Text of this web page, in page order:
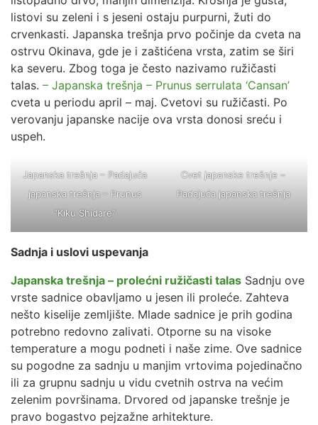
listovi su zeleni i s jeseni ostaju purpurni, žuti do
crvenkasti. Japanska trešnja prvo počinje da cveta na
ostrvu Okinava, gde je i zaštićena vrsta, zatim se širi
ka severu. Zbog toga je često nazivamo ružičasti
talas. – Japanska trešnja – Prunus serrulata ‘Cansan’
cveta u periodu april – maj. Cvetovi su ružičasti. Po
verovanju japanske nacije ova vrsta donosi sreću i
uspeh.
Japanska trešnja – Padajuća
japanska trešnja – Prunus
“Kiku Shidare“
Cvet japanske trešnje–
Padajuća japanska trešnja
Sadnja i uslovi uspevanja
Japanska trešnja – prolećni ružičasti talas Sadnju ove
vrste sadnice obavljamo u jesen ili proleće. Zahteva
nešto kiselije zemljište. Mlade sadnice je prih godina
potrebno redovno zalivati. Otporne su na visoke
temperature a mogu podneti i naše zime. Ove sadnice
su pogodne za sadnju u manjim vrtovima pojedinačno
ili za grupnu sadnju u vidu cvetnih ostrva na većim
zelenim površinama. Drvored od japanske trešnje je
pravo bogastvo pejzažne arhitekture.